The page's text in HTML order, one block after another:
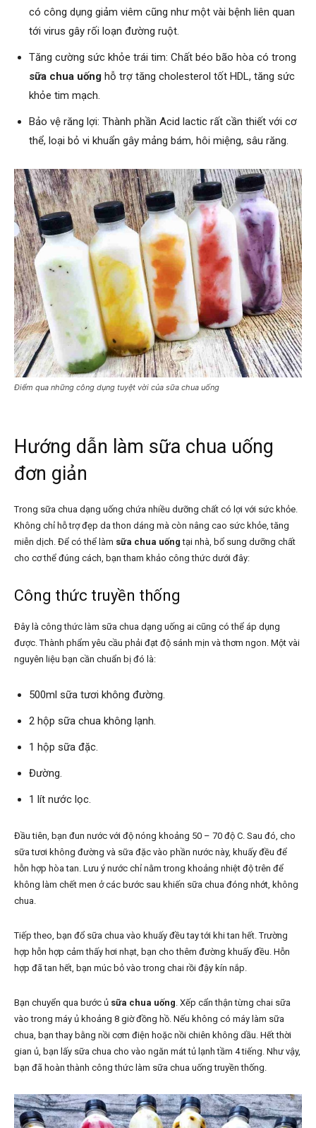
có công dụng giảm viêm cũng như một vài bệnh liên quan
tới virus gây rối loạn đường ruột.
Tăng cường sức khỏe trái tim: Chất béo bão hòa có trong
sữa chua uống hỗ trợ tăng cholesterol tốt HDL, tăng sức
khỏe tim mạch.
Bảo vệ răng lợi: Thành phần Acid lactic rất cần thiết với cơ
thể, loại bỏ vi khuẩn gây mảng bám, hôi miệng, sâu răng.
Điểm qua những công dụng tuyệt vời của sữa chua uống
Hướng dẫn làm sữa chua uống
đơn giản
Trong sữa chua dạng uống chứa nhiều dưỡng chất có lợi với sức khỏe.
Không chỉ hỗ trợ đẹp da thon dáng mà còn nâng cao sức khỏe, tăng
miễn dịch. Để có thể làm sữa chua uốngtại nhà, bổ sung dưỡng chất
cho cơ thể đúng cách, bạn tham khảo công thức dưới đây:
Công thức truyền thống
Đây là công thức làm sữa chua dạng uống ai cũng có thể áp dụng
được. Thành phẩm yêu cầu phải đạt độ sánh mịn và thơm ngon. Một vài
nguyên liệu bạn cần chuẩn bị đó là:
500ml sữa tươi không đường.
2 hộp sữa chua không lạnh.
1 hộp sữa đặc.
Đường.
1 lít nước lọc.
Đầu tiên, bạn đun nước với độ nóng khoảng 50 – 70 độ C. Sau đó, cho
sữa tươi không đường và sữa đặc vào phần nước này, khuấy đều để
hỗn hợp hòa tan. Lưu ý nước chỉ nằm trong khoảng nhiệt độ trên để
không làm chết men ở các bước sau khiến sữa chua đóng nhớt, không
chua.
Tiếp theo, bạn đổ sữa chua vào khuấy đều tay tới khi tan hết. Trường
hợp hỗn hợp cảm thấy hơi nhạt, bạn cho thêm đường khuấy đều. Hỗn
hợp đã tan hết, bạn múc bỏ vào trong chai rồi đậy kín nắp.
Bạn chuyển qua bước ủ sữa chua uống. Xếp cẩn thận từng chai sữa
vào trong máy ủ khoảng 8 giờ đồng hồ. Nếu không có máy làm sữa
chua, bạn thay bằng nồi cơm điện hoặc nồi chiên không dầu. Hết thời
gian ủ, bạn lấy sữa chua cho vào ngăn mát tủ lạnh tầm 4 tiếng. Như vậy,
bạn đã hoàn thành công thức làm sữa chua uống truyền thống.